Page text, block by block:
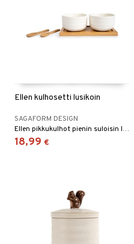
Ellen kulhosetti lusikoin
SAGAFORM DESIGN
Ellen pikkukulhot pienin suloisin lusikoin, pienellä bambu-tarjottimella.
18,99 €